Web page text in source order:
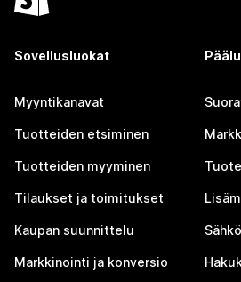
Sovellusluokat
Myyntikanavat
Tuotteiden etsiminen
Tuotteiden myyminen
Tilaukset ja toimitukset
Kaupan suunnittelu
Markkinointi ja konversio